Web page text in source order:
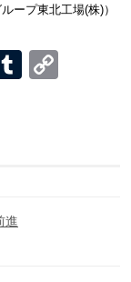
ープ東北工場(株)）
Pinterest
Tumblr
進